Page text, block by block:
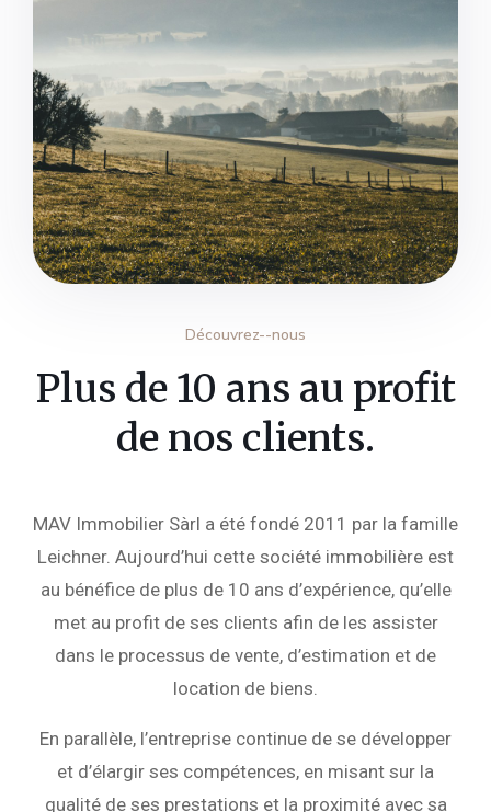
Découvrez--nous
Plus de 10 ans au profit
de nos clients.
MAV Immobilier Sàrl a été fondé 2011 par la famille
Leichner. Aujourd’hui cette société immobilière est
au bénéfice de plus de 10 ans d’expérience, qu’elle
met au profit de ses clients afin de les assister
dans le processus de vente, d’estimation et de
location de biens.
En parallèle, l’entreprise continue de se développer
et d’élargir ses compétences, en misant sur la
qualité de ses prestations et la proximité avec sa